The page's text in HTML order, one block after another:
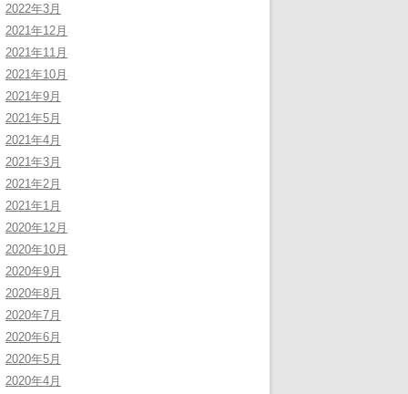
2022年3月
2021年12月
2021年11月
2021年10月
2021年9月
2021年5月
2021年4月
2021年3月
2021年2月
2021年1月
2020年12月
2020年10月
2020年9月
2020年8月
2020年7月
2020年6月
2020年5月
2020年4月